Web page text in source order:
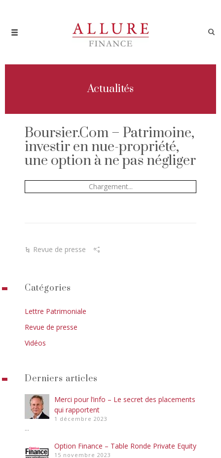
Actualités
Boursier.Com – Patrimoine,
investir en nue-propriété,
une option à ne pas négliger
Chargement...
Revue de presse
Catégories
Lettre Patrimoniale
Revue de presse
Vidéos
Derniers articles
Merci pour l’info – Le secret des placements
qui rapportent
1 décembre 2023
...
Option Finance – Table Ronde Private Equity
15 novembre 2023